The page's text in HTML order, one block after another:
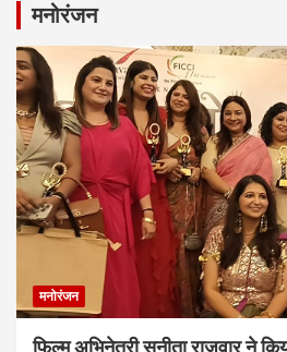
मनोरंजन
मनोरंजन